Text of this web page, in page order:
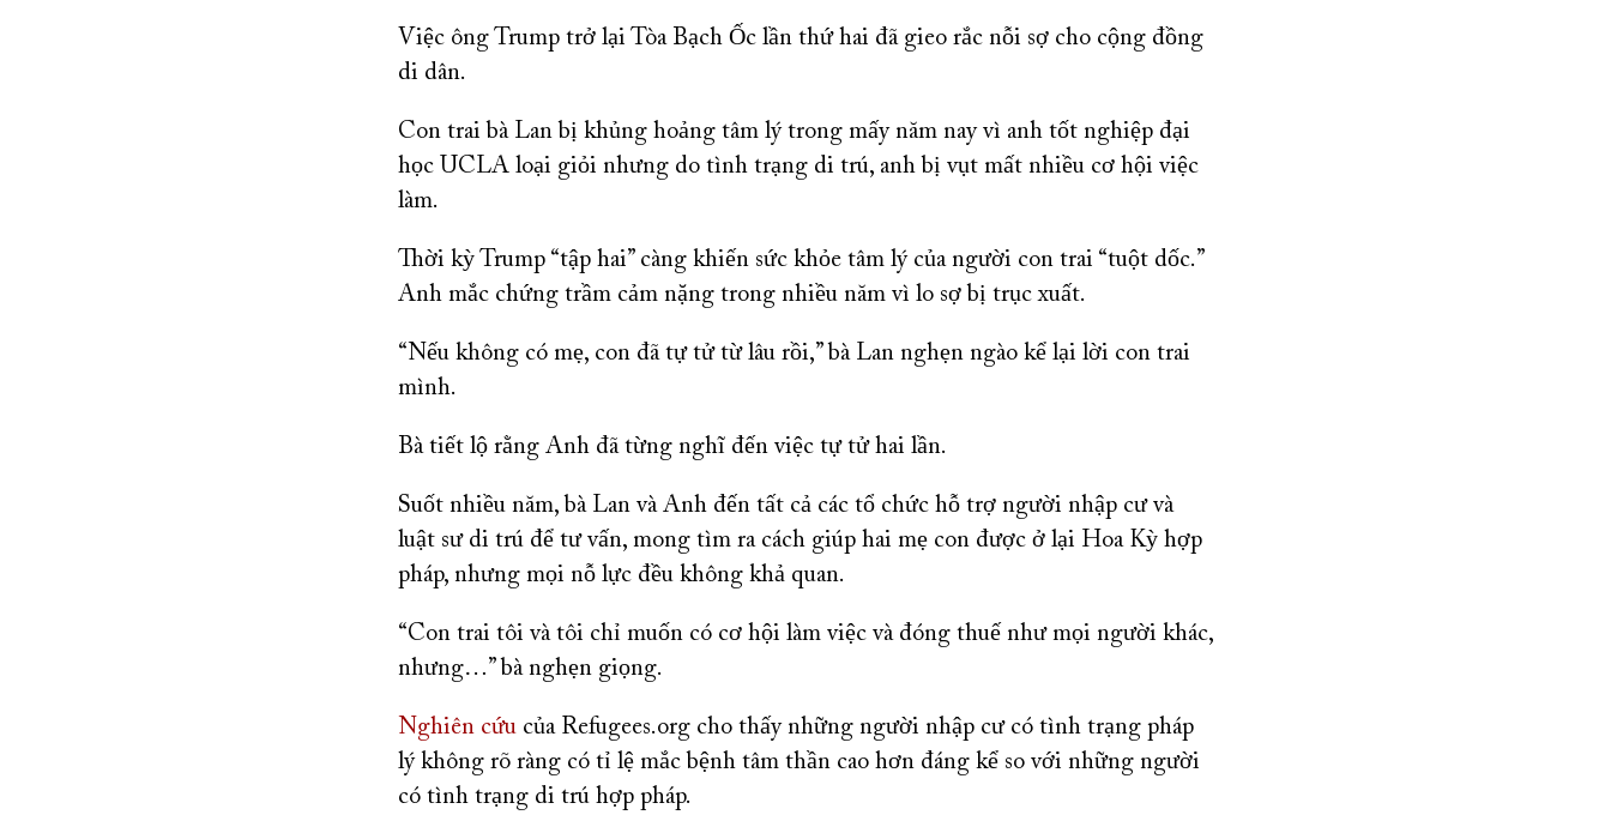
Việc ông Trump trở lại Tòa Bạch Ốc lần thứ hai đã gieo rắc nỗi sợ cho cộng đồng
di dân.
Con trai bà Lan bị khủng hoảng tâm lý trong mấy năm nay vì anh tốt nghiệp đại
học UCLA loại giỏi nhưng do tình trạng di trú, anh bị vụt mất nhiều cơ hội việc
làm.
Thời kỳ Trump “tập hai” càng khiến sức khỏe tâm lý của người con trai “tuột dốc.”
Anh mắc chứng trầm cảm nặng trong nhiều năm vì lo sợ bị trục xuất.
“Nếu không có mẹ, con đã tự tử từ lâu rồi,” bà Lan nghẹn ngào kể lại lời con trai
mình.
Bà tiết lộ rằng Anh đã từng nghĩ đến việc tự tử hai lần.
Suốt nhiều năm, bà Lan và Anh đến tất cả các tổ chức hỗ trợ người nhập cư và
luật sư di trú để tư vấn, mong tìm ra cách giúp hai mẹ con được ở lại Hoa Kỳ hợp
pháp, nhưng mọi nỗ lực đều không khả quan.
“Con trai tôi và tôi chỉ muốn có cơ hội làm việc và đóng thuế như mọi người khác,
nhưng…” bà nghẹn giọng.
Nghiên cứu của Refugees.org cho thấy những người nhập cư có tình trạng pháp
lý không rõ ràng có tỉ lệ mắc bệnh tâm thần cao hơn đáng kể so với những người
có tình trạng di trú hợp pháp.